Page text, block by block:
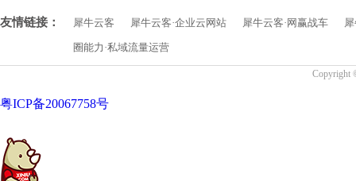
友情链接： 犀牛云客 犀牛云客·企业云网站 犀牛云客·网赢战车
圈能力·私域流量运营
Copyright
粤ICP备20067758号